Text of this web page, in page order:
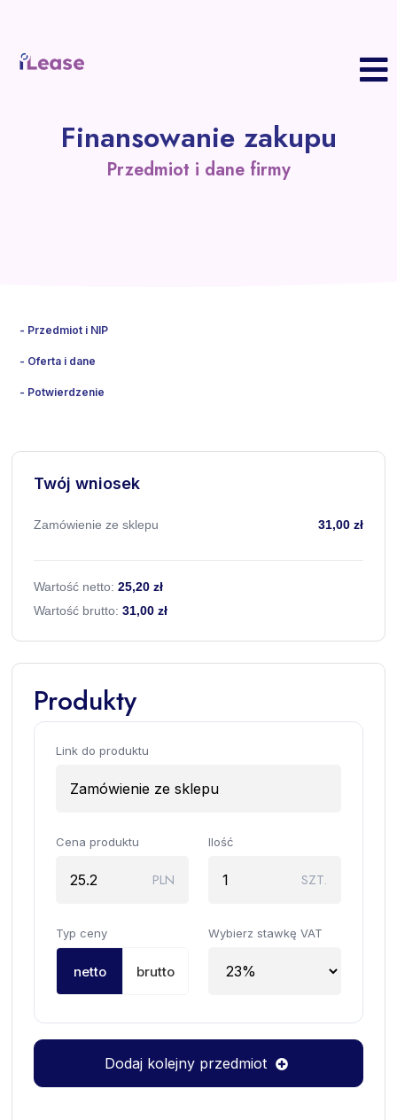
Finansowanie zakupu
Przedmiot i dane firmy
Przedmiot i NIP
Oferta i dane
Potwierdzenie
Twój wniosek
Zamówienie ze sklepu 31,00 zł
Wartość netto:25,20 zł
Wartość brutto:31,00 zł
Produkty
Link do produktu
Cena produktu
PLN
Ilość
SZT.
Typ ceny
netto brutto
Wybierz stawkę VAT
Dodaj kolejny przedmiot